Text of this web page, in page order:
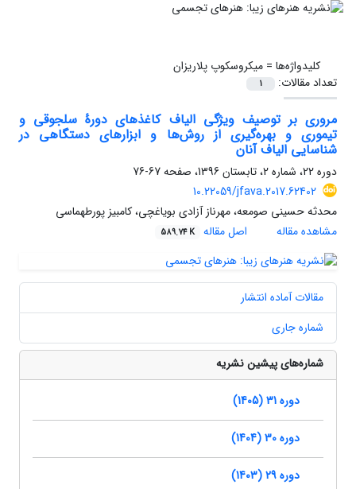
کلیدواژه‌ها =میکروسکوپ پلاریزان
تعداد مقالات:
1
مروری بر توصیف ویژگی الیاف کاغذهای دورۀ سلجوقی و
تیموری و بهره‌گیری از روش‌ها و ابزارهای دستگاهی در
شناسایی الیاف آنان
دوره 22، شماره 2، تابستان 1396، صفحه
67-76
10.22059/jfava.2017.62402
محدثه حسینی صومعه، مهرناز آزادی بویاغچی، کامبیز پورطهماسی
مشاهده مقاله
اصل مقاله 589.74 K
مقالات آماده انتشار
شماره جاری
شماره‌های پیشین نشریه
دوره 31 (1405)
دوره 30 (1404)
دوره 29 (1403)